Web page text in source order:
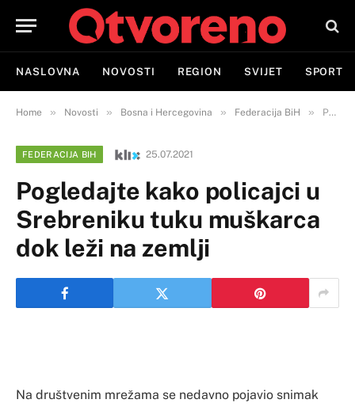
NASLOVNA NOVOSTI REGION SVIJET SPORT
Home » Novosti » Bosna i Hercegovina » Federacija BiH » Pogledajte kako policajci u Srebreniku tuku muškarca dok leži na zemlji
FEDERACIJA BIH 25.07.2021
Pogledajte kako policajci u
Srebreniku tuku muškarca
dok leži na zemlji
Na društvenim mrežama se nedavno pojavio snimak